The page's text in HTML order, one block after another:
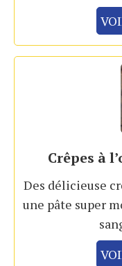
Crêpes à
Des délicieuse
une pâte super